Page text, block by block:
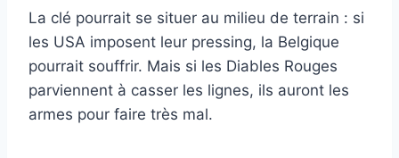
La clé pourrait se situer au milieu de terrain : si
les USA imposent leur pressing, la Belgique
pourrait souffrir. Mais si les Diables Rouges
parviennent à casser les lignes, ils auront les
armes pour faire très mal.